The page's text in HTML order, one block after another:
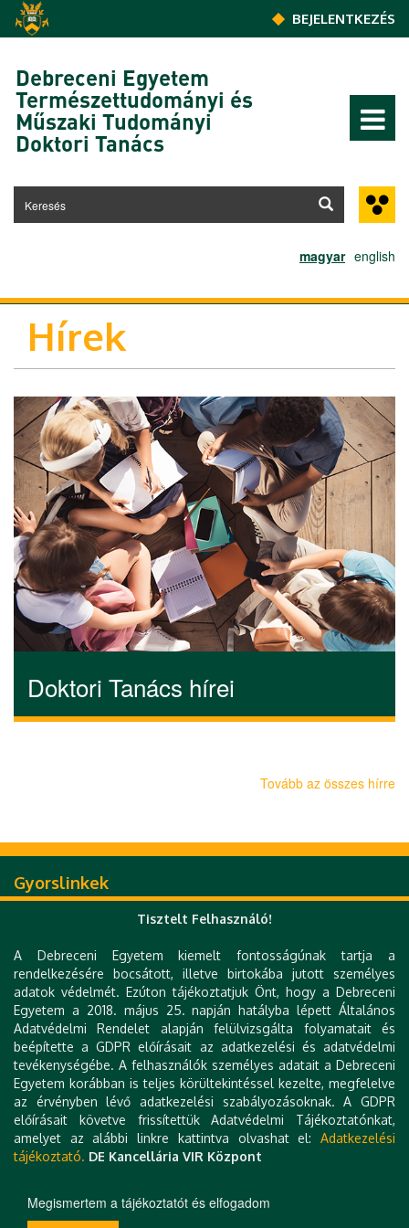
Ugrás a tartalomra
BEJELENTKEZÉS
Debreceni Egyetem
Természettudományi és
Műszaki Tudományi
Doktori Tanács
magyar english
Hírek
Doktori Tanács hírei
Tovább az összes hírre
Gyorslinkek
e-Térkép
e-Learning
UniPass kártya
Zimbra
Mobil alkalmazások
Webkamera
Könyvtár (DEENK)
Tudóstér
DEA
MTMT
Régi weboldal
Impresszum
Technikai információk
Tisztelt Felhasználó!
A Debreceni Egyetem kiemelt fontosságúnak tartja a
rendelkezésére bocsátott, illetve birtokába jutott személyes
adatok védelmét. Ezúton tájékoztatjuk Önt, hogy a Debreceni
Egyetem a 2018. május 25. napján hatályba lépett Általános
Adatvédelmi Rendelet alapján felülvizsgálta folyamatait és
beépítette a GDPR előírásait az adatkezelési és adatvédelmi
tevékenységébe. A felhasználók személyes adatait a Debreceni
Egyetem korábban is teljes körültekintéssel kezelte, megfelelve
az érvényben lévő adatkezelési szabályozásoknak. A GDPR
előírásait követve frissítettük Adatvédelmi Tájékoztatónkat,
amelyet az alábbi linkre kattintva olvashat el: Adatkezelési
tájékoztató. DE Kancellária VIR Központ
Megismertem a tájékoztatót és elfogadom